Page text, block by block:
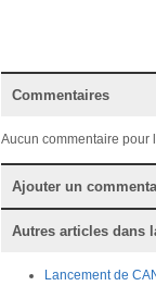
Commentaires
Aucun commentaire pour
Ajouter un
Autres articles dans
Lancement de